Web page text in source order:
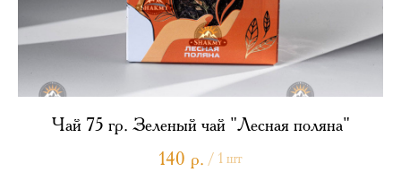
Чай 75 гр. Зеленый чай "Лесная поляна"
140 р. / 1 шт